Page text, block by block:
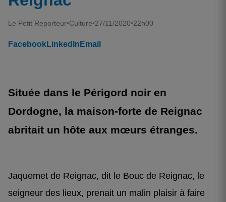
Le Petit Reporteur•Culture•27/11/2020•22h00
FacebookLinkedIn Email
Située dans le Périgord noir en
Dordogne, la maison-forte de Reignac
abritait un hôte aux mœurs étranges.
Jaquemet de Reignac, dit le Bouc de Reignac, le
seigneur des lieux, prenait un malin plaisir à faire